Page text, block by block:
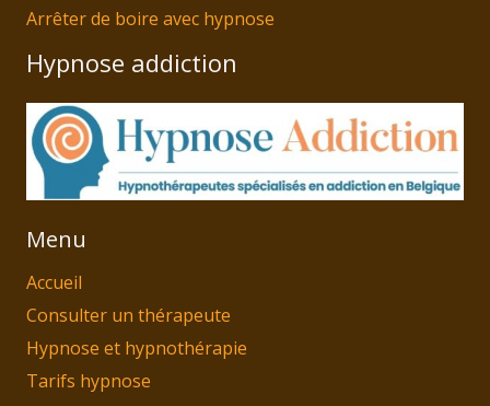
Arrêter de boire avec hypnose
Hypnose addiction
Menu
Accueil
Consulter un thérapeute
Hypnose et hypnothérapie
Tarifs hypnose